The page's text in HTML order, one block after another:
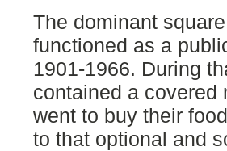
The dominant
functioned as a
1901-1966. During
contained a covered
went to buy their
to that optional and